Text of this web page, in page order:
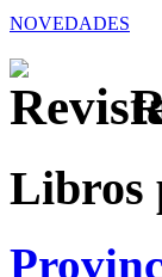
NOVEDADES
Libros